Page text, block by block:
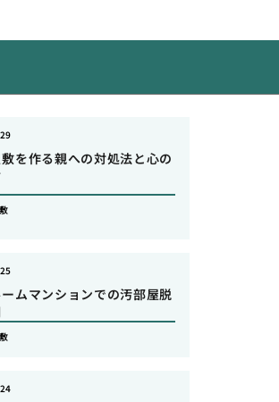
を作る親への対処法と心の
ムマンションでの汚部屋脱